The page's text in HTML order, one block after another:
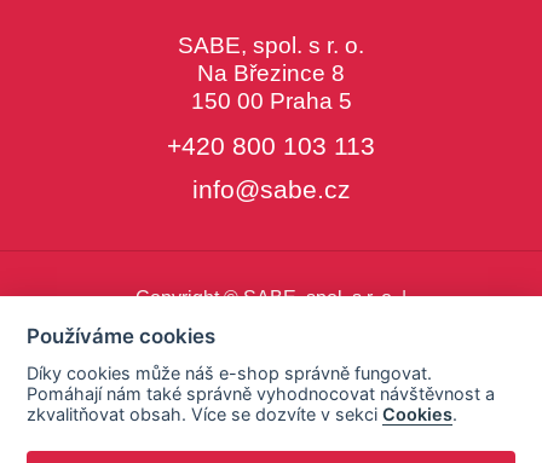
SABE, spol. s r. o.
Na Březince 8
150 00 Praha 5
+420 800 103 113
info@sabe.cz
Copyright © SABE, spol. s r. o. |
Používáme cookies
Díky cookies může náš e-shop správně fungovat.
Pomáhají nám také správně vyhodnocovat návštěvnost a
zkvalitňovat obsah. Více se dozvíte v sekciCookies.